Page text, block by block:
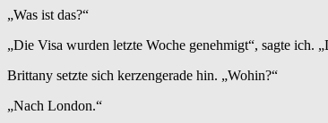
„Was ist das?“
„Die Visa wurden letzte Woche genehmigt“, sagte ich.
Brittany setzte sich kerzengerade hin. „Wohin?“
„Nach London.“